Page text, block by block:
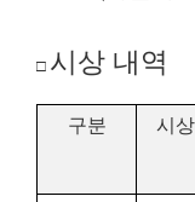
□ 시상 내역
구분 시상